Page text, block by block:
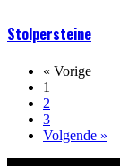
Stolpersteine
« Vorige
1
2
3
Volgende »